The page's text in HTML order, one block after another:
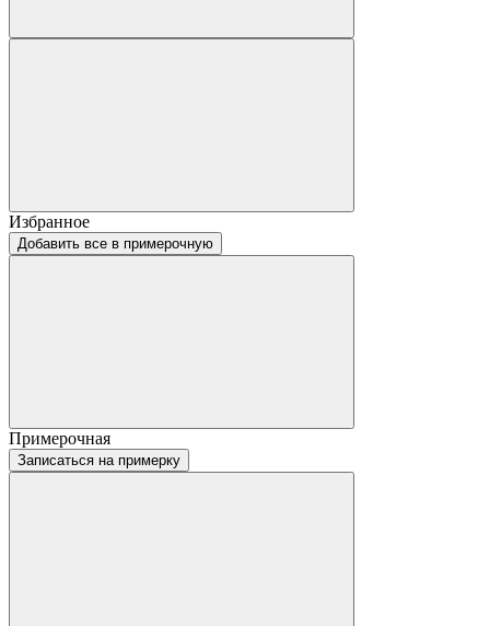
Избранное
Добавить все в примерочную
Примерочная
Записаться на примерку